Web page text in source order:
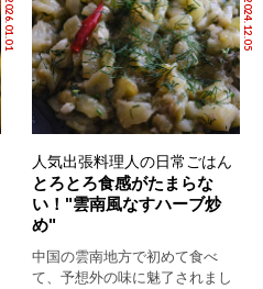
2026.01.01 2024.12.05
人気出張料理人の日常ごはん
とろとろ食感がたまらな
い！"雲南風なすハーブ炒
め"
中国の雲南地方で初めて食べ
て、予想外の味に魅了されまし